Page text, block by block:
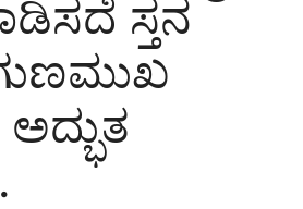
ಸ್ತನ
ಗುಣಮುಖ